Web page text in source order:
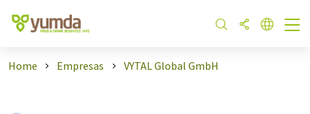
Home Empresas VYTAL Global GmbH